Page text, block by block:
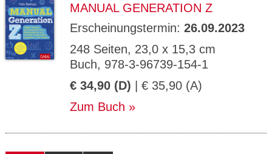
MANUAL GENERATION Z
Erscheinungstermin: 26.09.2023
248 Seiten, 23,0 x 15,3 cm
Buch, 978-3-96739-154-1
€ 34,90 (D) | € 35,90 (A)
Zum Buch